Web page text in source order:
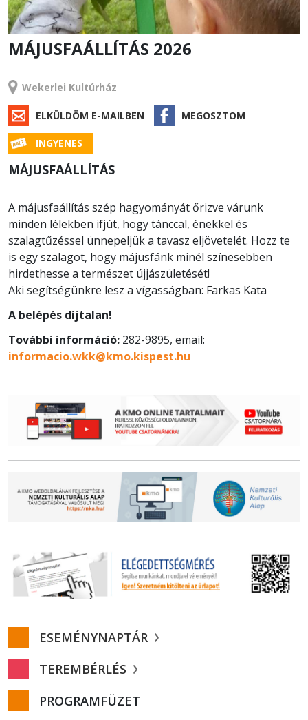
MÁJUSFAÁLLÍTÁS 2026
Wekerlei Kultúrház
ELKÜLDÖM E-MAILBEN MEGOSZTOM
INGYENES
MÁJUSFAÁLLÍTÁS
A májusfaállítás szép hagyományát őrizve várunk
minden lélekben ifjút, hogy tánccal, énekkel és
szalagtűzéssel ünnepeljük a tavasz eljövetelét. Hozz te
is egy szalagot, hogy májusfánk minél színesebben
hirdethesse a természet újjászületését!
Aki segítségünkre lesz a vígasságban: Farkas Kata
A belépés díjtalan!
További információ: 282-9895, email:
informacio.wkk@kmo.kispest.hu
ESEMÉNYNAPTÁR
TEREMBÉRLÉS
PROGRAMFÜZET